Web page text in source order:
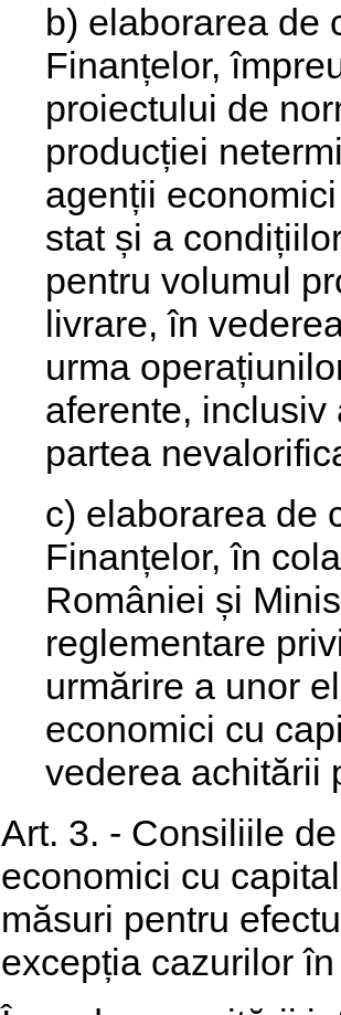
b) elaborarea de
Finanțelor,
proiectului de
producției
agenții
stat și a
pentru volumul
livrare, în
urma
aferente,
partea
c) elaborarea de
Finanțelor, în
României și
reglementare
urmărire a unor
economici cu
vederea achitării
Art. 3. - Consiliile
economici cu
măsuri pentru
excepția cazurilor